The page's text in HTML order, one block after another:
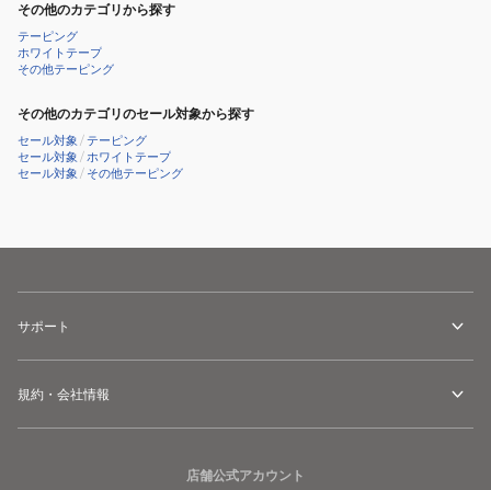
その他のカテゴリから探す
テーピング
ホワイトテープ
その他テーピング
その他のカテゴリのセール対象から探す
セール対象 /テーピング
セール対象 /ホワイトテープ
セール対象 / その他テーピング
サポート
規約・会社情報
店舗公式アカウント